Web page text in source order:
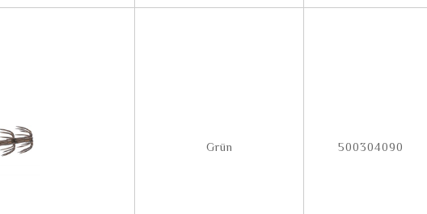
Grün 500304090